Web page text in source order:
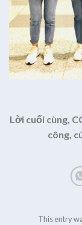
Lời cuối cùng,
công,
This entry